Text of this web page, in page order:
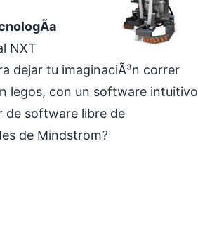
NXT
dejar tu imaginaciÃ³n correr
legos, con un software intuitivo
de software libre de
de Mindstrom?